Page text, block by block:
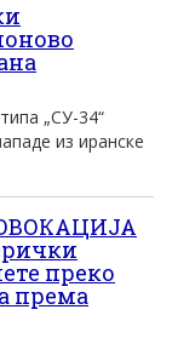
„СУ-34“
из иранске
преко
према